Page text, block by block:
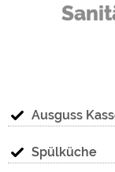
Ausguss
Spülküche